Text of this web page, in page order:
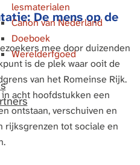
lesmaterialen
Canon van Nederland
Doeboek
Werelderfgoed
De mens op de
mee door duizenden
is de plek waar ooit de
van het Romeinse Rijk.
acht hoofdstukken een
ontstaan, verschuiven en
rijksgrenzen tot sociale en